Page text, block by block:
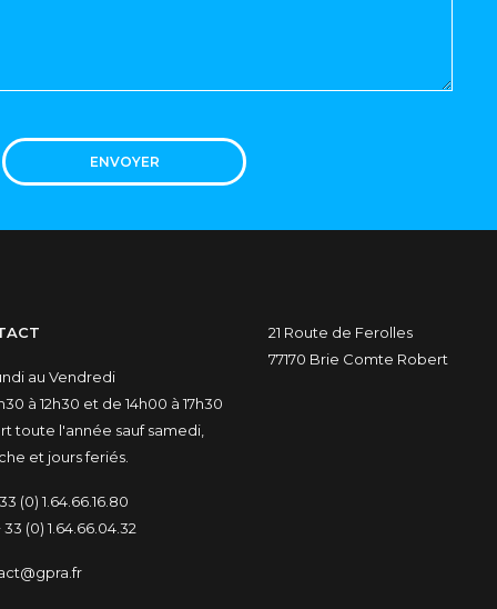
ENVOYER
au Vendredi
à 12h30 et de 14h00 à 17h30
toute l'année sauf samedi,
et jours feriés.
(0) 1.64.66.16.80
33 (0) 1.64.66.04.32
21 Route de Ferolles
77170 Brie Comte Robert